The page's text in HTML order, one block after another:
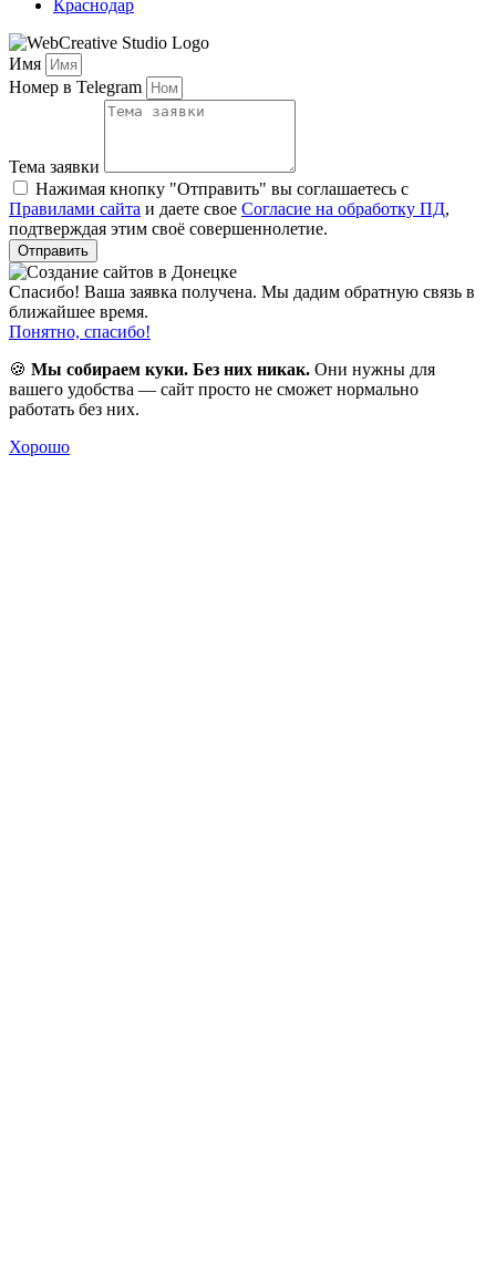
Краснодар
Имя
Номер в Telegram
Тема заявки
Нажимая кнопку "Отправить" вы соглашаетесь с
Правилами сайта и даете свое Согласие на обработку ПД,
подтверждая этим своё совершеннолетие.
Отправить
Спасибо! Ваша заявка получена. Мы дадим обратную связь в
ближайшее время.
Понятно, спасибо!
🍪 Мы собираем куки. Без них никак. Они нужны для
вашего удобства — сайт просто не сможет нормально
работать без них.
Хорошо